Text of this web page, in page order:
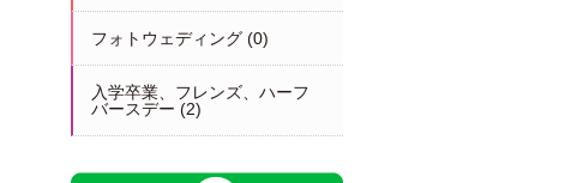
フォトウェディング (0)
入学卒業、フレンズ、ハーフ
バースデー (2)